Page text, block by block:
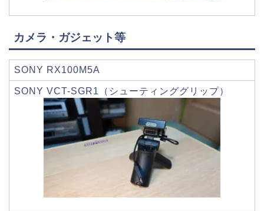
カメラ・ガジェット等
SONY RX100M5A
SONY VCT-SGR1（シューティンググリップ）